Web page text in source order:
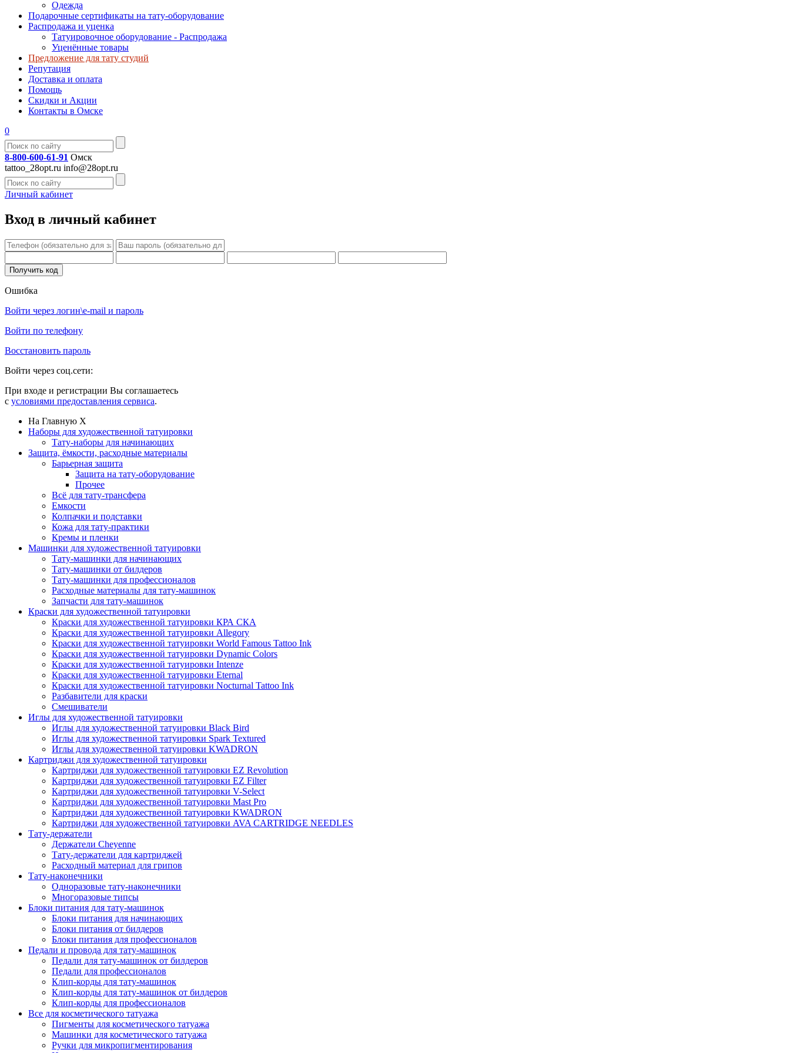
Одежда
Подарочные сертификаты на тату-оборудование
Распродажа и уценка
Татуировочное оборудование - Распродажа
Уценённые товары
Предложение для тату студий
Репутация
Доставка и оплата
Помощь
Скидки и Акции
Контакты в Омске
0
8-800-600-61-91 Омск
tattoo_28opt.ru info@28opt.ru
Личный кабинет
Вход в личный кабинет
Ошибка
Войти через логин\e-mail и пароль
Войти по телефону
Восстановить пароль
Войти через соц.сети:
При входе и регистрации Вы соглашаетесь
с условиями предоставления сервиса.
На Главную X
Наборы для художественной татуировки
Тату-наборы для начинающих
Защита, ёмкости, расходные материалы
Барьерная защита
Защита на тату-оборудование
Прочее
Всё для тату-трансфера
Емкости
Колпачки и подставки
Кожа для тату-практики
Кремы и пленки
Машинки для художественной татуировки
Тату-машинки для начинающих
Тату-машинки от билдеров
Тату-машинки для профессионалов
Расходные материалы для тату-машинок
Запчасти для тату-машинок
Краски для художественной татуировки
Краски для художественной татуировки КРА СКА
Краски для художественной татуировки Allegory
Краски для художественной татуировки World Famous Tattoo Ink
Краски для художественной татуировки Dynamic Colors
Краски для художественной татуировки Intenze
Краски для художественной татуировки Eternal
Краски для художественной татуировки Nocturnal Tattoo Ink
Разбавители для краски
Смешиватели
Иглы для художественной татуировки
Иглы для художественной татуировки Black Bird
Иглы для художественной татуировки Spark Textured
Иглы для художественной татуировки KWADRON
Картриджи для художественной татуировки
Картриджи для художественной татуировки EZ Revolution
Картриджи для художественной татуировки EZ Filter
Картриджи для художественной татуировки V-Select
Картриджи для художественной татуировки Mast Pro
Картриджи для художественной татуировки KWADRON
Картриджи для художественной татуировки AVA CARTRIDGE NEEDLES
Тату-держатели
Держатели Cheyenne
Тату-держатели для картриджей
Расходный материал для грипов
Тату-наконечники
Одноразовые тату-наконечники
Многоразовые типсы
Блоки питания для тату-машинок
Блоки питания для начинающих
Блоки питания от билдеров
Блоки питания для профессионалов
Педали и провода для тату-машинок
Педали для тату-машинок от билдеров
Педали для профессионалов
Клип-корды для тату-машинок
Клип-корды для тату-машинок от билдеров
Клип-корды для профессионалов
Все для косметического татуажа
Пигменты для косметического татуажа
Машинки для косметического татуажа
Ручки для микропигментирования